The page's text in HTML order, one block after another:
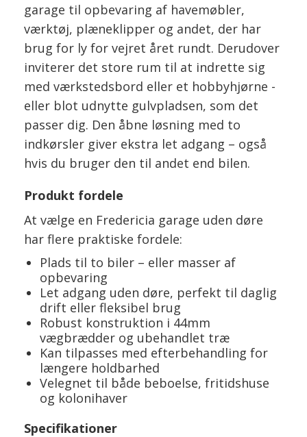
garage til opbevaring af havemøbler,
værktøj, plæneklipper og andet, der har
brug for ly for vejret året rundt. Derudover
inviterer det store rum til at indrette sig
med værkstedsbord eller et hobbyhjørne -
eller blot udnytte gulvpladsen, som det
passer dig. Den åbne løsning med to
indkørsler giver ekstra let adgang – også
hvis du bruger den til andet end bilen.
Produkt fordele
At vælge en Fredericia garage uden døre
har flere praktiske fordele:
Plads til to biler – eller masser af
opbevaring
Let adgang uden døre, perfekt til daglig
drift eller fleksibel brug
Robust konstruktion i 44mm
vægbrædder og ubehandlet træ
Kan tilpasses med efterbehandling for
længere holdbarhed
Velegnet til både beboelse, fritidshuse
og kolonihaver
Specifikationer